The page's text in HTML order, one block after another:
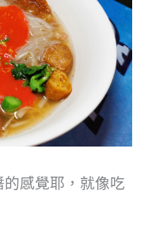
感覺耶，就像吃